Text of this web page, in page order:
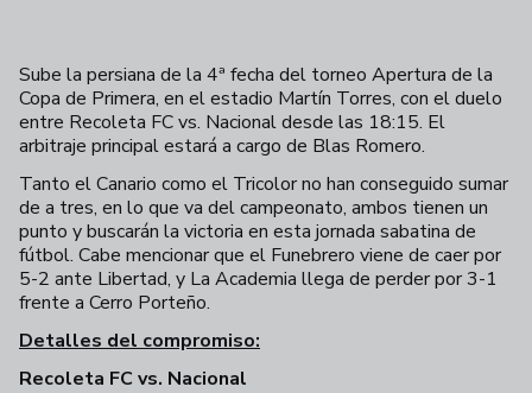
Sube la persiana de la 4ª fecha del torneo Apertura de la
Copa de Primera, en el estadio Martín Torres, con el duelo
entre Recoleta FC vs. Nacional desde las 18:15. El
arbitraje principal estará a cargo de Blas Romero.
Tanto el Canario como el Tricolor no han conseguido sumar
de a tres, en lo que va del campeonato, ambos tienen un
punto y buscarán la victoria en esta jornada sabatina de
fútbol. Cabe mencionar que el Funebrero viene de caer por
5-2 ante Libertad, y La Academia llega de perder por 3-1
frente a Cerro Porteño.
Detalles del compromiso:
Recoleta FC vs. Nacional